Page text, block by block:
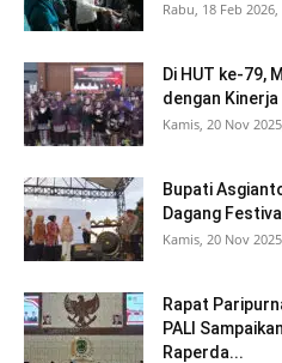
Rabu, 18 Feb 2026,
Di HUT ke-79,
dengan
Kamis, 20 Nov
Bupati
Dagang
Kamis, 20 Nov
Rapat
PALI
Raperda...